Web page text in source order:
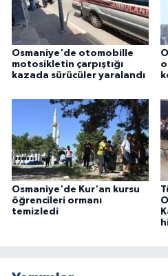
Osmaniye'de otomobille
motosikletin çarpıştığı
kazada sürücüler yaralandı
Osmaniye'de Kur'an kursu
öğrencileri ormanı
temizledi